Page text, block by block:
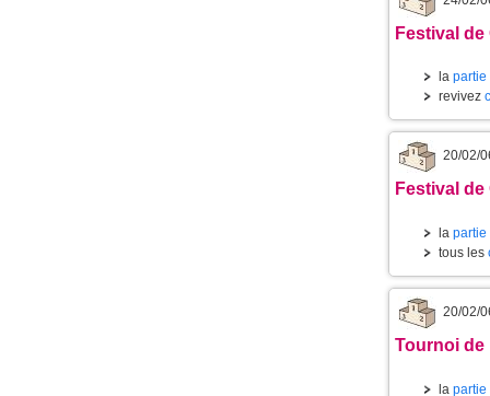
Festival
la partie
revivez
20/02/
Festival
la partie
tous les
20/02/
Tournoi de
la partie